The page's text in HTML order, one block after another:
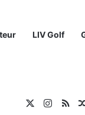
LIV Golf